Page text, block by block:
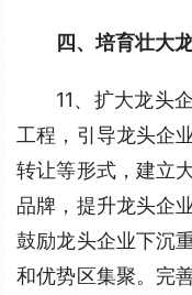
四、培育壮大
11、扩大龙头
工程，引导龙头企
转让等形式，建立
品牌，提升龙头企
鼓励龙头企业下沉
和优势区集聚。完